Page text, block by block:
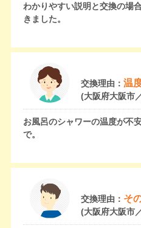
わかりやすい説明と交換の場
きました。
交換理由： 温
(大阪府大阪市
お風呂のシャワーの温度が不
で。
交換理由： そ
(大阪府大阪市